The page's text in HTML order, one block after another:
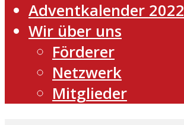
Adventkalender 2022
Wir über uns
Förderer
Netzwerk
Mitglieder